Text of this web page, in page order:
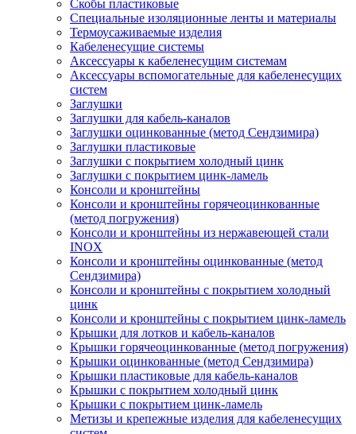
Скобы пластиковые
Специальные изоляционные ленты и материалы
Термоусаживаемые изделия
Кабеленесущие системы
Аксессуары к кабеленесущим системам
Аксессуары вспомогательные для кабеленесущих
систем
Заглушки
Заглушки для кабель-каналов
Заглушки оцинкованные (метод Сендзимира)
Заглушки пластиковые
Заглушки с покрытием холодный цинк
Заглушки с покрытием цинк-ламель
Консоли и кронштейны
Консоли и кронштейны горячеоцинкованные
(метод погружения)
Консоли и кронштейны из нержавеющей стали
INOX
Консоли и кронштейны оцинкованные (метод
Сендзимира)
Консоли и кронштейны с покрытием холодный
цинк
Консоли и кронштейны с покрытием цинк-ламель
Крышки для лотков и кабель-каналов
Крышки горячеоцинкованные (метод погружения)
Крышки оцинкованные (метод Сендзимира)
Крышки пластиковые для кабель-каналов
Крышки с покрытием холодный цинк
Крышки с покрытием цинк-ламель
Метизы и крепежные изделия для кабеленесущих